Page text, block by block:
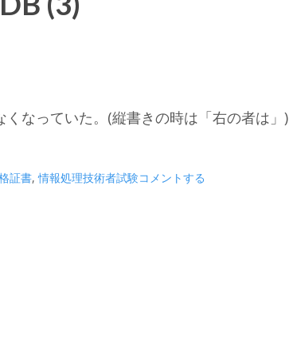
なっていた。(縦書きの時は「右の者は」)
証書,情報処理技術者試験コメントする